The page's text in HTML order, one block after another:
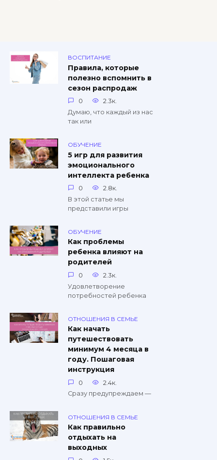
ВОСПИТАНИЕ
Правила, которые
полезно вспомнить в
сезон распродаж
0
2.3к.
Думаю, что каждый из нас
так или
ОБУЧЕНИЕ
5 игр для развития
эмоционального
интеллекта ребенка
0
2.8к.
В этой статье мы
представили игры
ОБУЧЕНИЕ
Как проблемы
ребенка влияют на
родителей
0
2.3к.
Удовлетворение
потребностей ребенка
ОТНОШЕНИЯ В СЕМЬЕ
Как начать
путешествовать
минимум 4 месяца в
году. Пошаговая
инструкция
0
2.4к.
Сразу предупреждаем —
ОТНОШЕНИЯ В СЕМЬЕ
Как правильно
отдыхать на
выходных